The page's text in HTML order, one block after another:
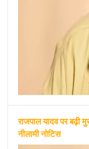
राजपाल यादव पर बढ़ी
नीलामी नोटिस